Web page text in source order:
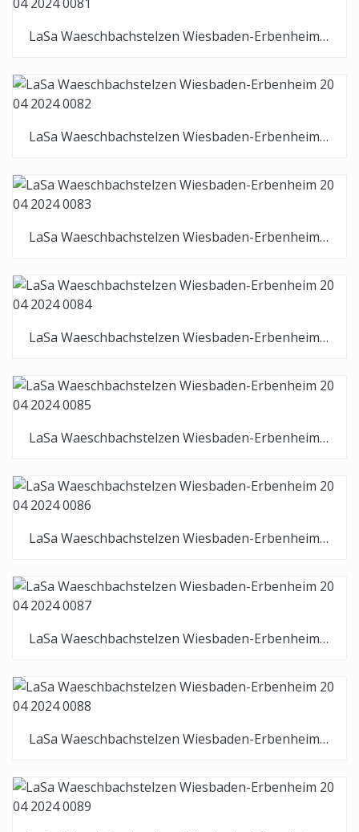
LaSa Waeschbachstelzen Wiesbaden-Erbenheim 20 04 2024 0081
LaSa Waeschbachstelzen Wiesbaden-Erbenheim 20 04 2024 0082
LaSa Waeschbachstelzen Wiesbaden-Erbenheim 20 04 2024 0083
LaSa Waeschbachstelzen Wiesbaden-Erbenheim 20 04 2024 0084
LaSa Waeschbachstelzen Wiesbaden-Erbenheim 20 04 2024 0085
LaSa Waeschbachstelzen Wiesbaden-Erbenheim 20 04 2024 0086
LaSa Waeschbachstelzen Wiesbaden-Erbenheim 20 04 2024 0087
LaSa Waeschbachstelzen Wiesbaden-Erbenheim 20 04 2024 0088